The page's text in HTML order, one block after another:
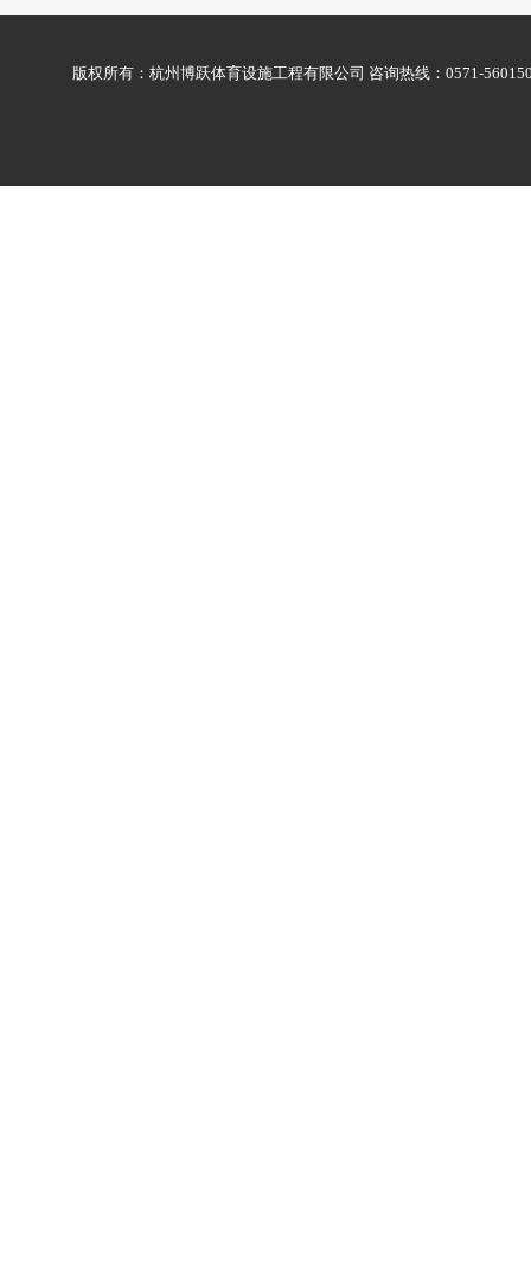
版权所有：杭州博跃体育设施工程有限公司 咨询热线：0571-